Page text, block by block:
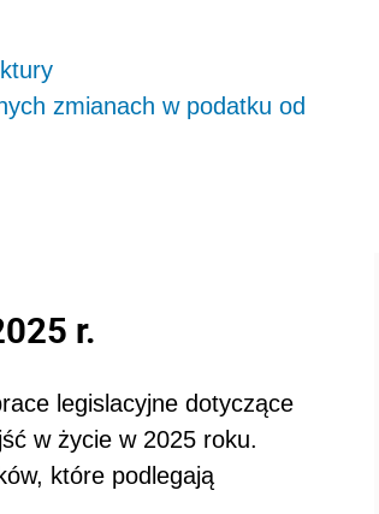
zmianach w podatku od
r.
legislacyjne dotyczące
w życie w 2025 roku.
które podlegają